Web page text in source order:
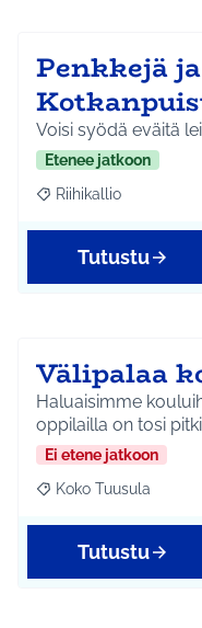
Penkkejä
Voisi syödä eväitä
Etenee jatkoon
Rajaa tulokset
Riihikallio
Tutustu
Välipalaa
Haluaisimme
oppilailla on tosi
Ei etene jatkoon
Rajaa tulokset
Koko Tuusula
Tutustu